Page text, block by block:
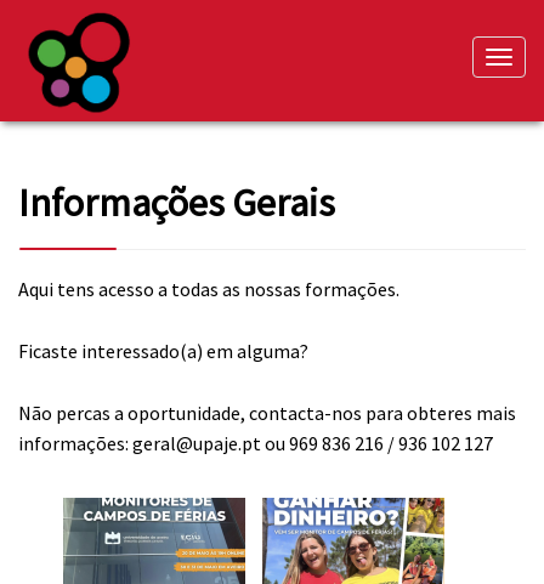
Toggle
Informações Gerais
Aqui tens acesso a todas as nossas formações.
Ficaste interessado(a) em alguma?
Não percas a oportunidade, contacta-nos para obteres mais
informações: geral@upaje.pt ou 969 836 216 / 936 102 127